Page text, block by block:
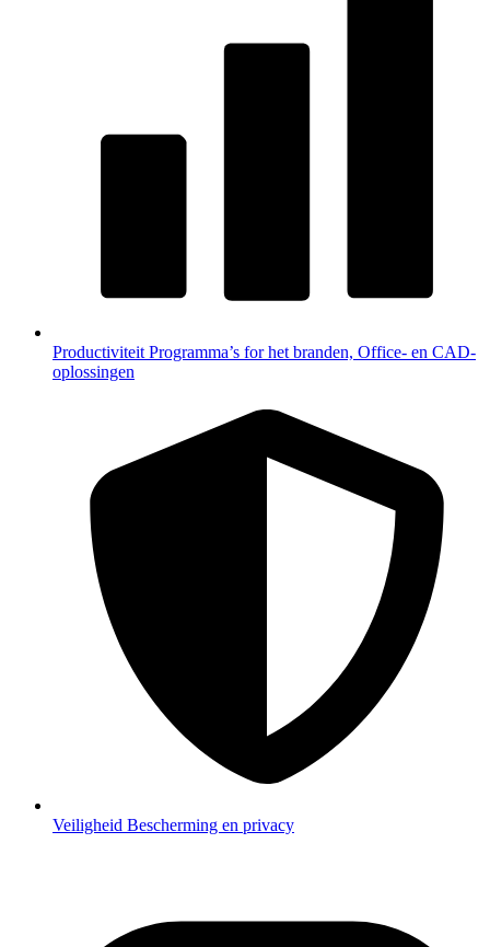
Productiviteit Programma’s for het branden, Office- en CAD-
oplossingen
Veiligheid Bescherming en privacy